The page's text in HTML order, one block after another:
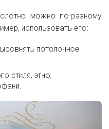
можно по-разному
использовать его:
потолочное
стиля, этно,